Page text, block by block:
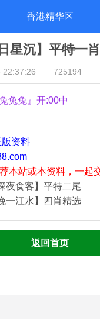
香港精华区
星沉】平特一肖
22:37:26 725194
兔兔』开:00中
资料
本站或本资料，一起
夜食客】平特二尾
一江水】四肖精选
返回首页